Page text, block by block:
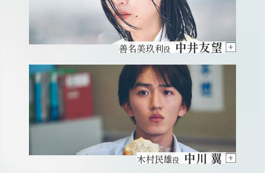
善名美玖利役 中井友望
木村民雄役 中川 翼